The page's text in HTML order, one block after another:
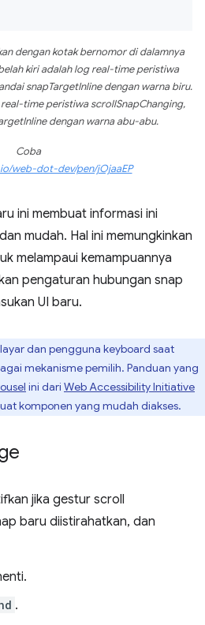
dengan kotak bernomor di dalamnya
kiri adalah log real-time peristiwa
snapTargetInline dengan warna biru.
time peristiwa scrollSnapChanging,
dengan warna abu-abu.
Coba
web-dot-dev/pen/jOjaaEP
ini membuat informasi ini
mudah. Hal ini memungkinkan
melampaui kemampuannya
pengaturan hubungan snap
UI baru.
dan pengguna keyboard saat
mekanisme pemilih. Panduan yang
ini dari Web Accessibility Initiative
komponen yang mudah diakses.
jika gestur scroll
baru diistirahatkan, dan
.